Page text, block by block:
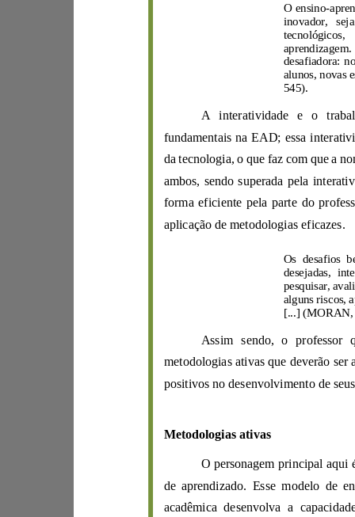
O ensino-
tecnológicos,
545).
fundamentais na EAD;
ambos, sendo superad
aplicação de metodologias eficazes.
desejadas,
alguns
riscos,
[...]
(MORAN,
positivos no desenvolvimento
Metodologias ativas
O
de aprendizado.